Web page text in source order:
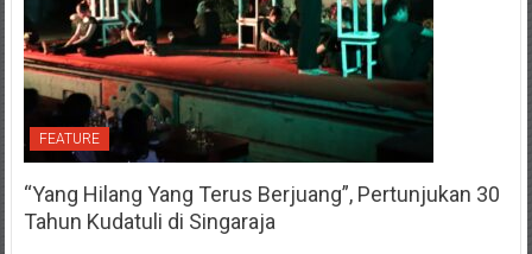
FEATURE
“Yang Hilang Yang Terus Berjuang”, Pertunjukan 30
Tahun Kudatuli di Singaraja